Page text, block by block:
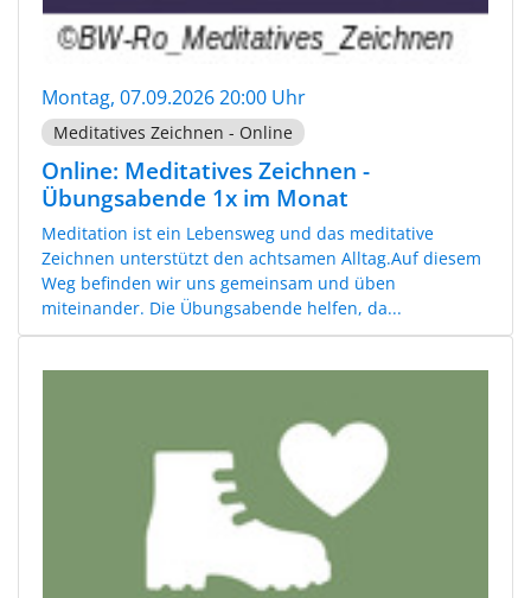
Montag, 07.09.2026 20:00 Uhr
Meditatives Zeichnen - Online
Online: Meditatives Zeichnen -
Übungsabende 1x im Monat
Meditation ist ein Lebensweg und das meditative
Zeichnen unterstützt den achtsamen Alltag.Auf diesem
Weg befinden wir uns gemeinsam und üben
miteinander. Die Übungsabende helfen, da...